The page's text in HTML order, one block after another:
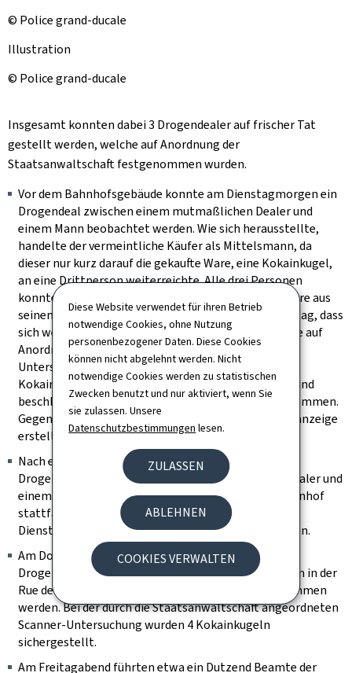
Diese Website verwendet für ihren Betrieb
notwendige Cookies, ohne Nutzung
personenbezogener Daten. Diese Cookies
können nicht abgelehnt werden. Nicht
notwendige Cookies werden zu statistischen
Zwecken benutzt und nur aktiviert, wenn Sie
sie zulassen. Unsere
Datenschutzbestimmungen lesen.
ZULASSEN
ABLEHNEN
COOKIES VERWALTEN
© Police grand-ducale
Illustration
© Police grand-ducale
Insgesamt konnten dabei 3 Drogendealer auf frischer Tat
gestellt werden, welche auf Anordnung der
Staatsanwaltschaft festgenommen wurden.
Vor dem Bahnhofsgebäude konnte am Dienstagmorgen ein
Drogendeal zwischen einem mutmaßlichen Dealer und
einem Mann beobachtet werden. Wie sich herausstellte,
handelte der vermeintliche Käufer als Mittelsmann, da
dieser nur kurz darauf die gekaufte Ware, eine Kokainkugel,
an eine Drittperson weiterreichte. Alle drei Personen
konnten gestellt werden. Indem der Dealer seine Ware aus
seinem Mund entnahm und somit der Verdacht nahelag, dass
sich weitere Drogen in dessen Besitz befinden, wurde auf
Anordnung der Staatsanwaltschaft eine Scanner-
Untersuchung im Krankenhaus durchgeführt. 23
Kokainkugeln wurden infolgedessen sichergestellt und
beschlagnahmt. Der Mann wurde daraufhin festgenommen.
Gegen den Mittelsmann und den Käufer wurde Strafanzeige
erstellt.
Nach einer weiteren auf frischer Tat beobachteten
Drogenübergabe zwischen einem vermeintlichen Dealer und
einem Käufer, der an einem Bahnsteig am Hauptbahnhof
stattfand, konnte auch dieser Drogenverkäufer am
Dienstagmorgen gestellt und festgenommen werden.
Am Donnerstagnachmittag konnte ein weiterer
Drogenverkäufer in der Avenue de la Gare, nach einem in der
Rue de Strasbourg erfolgten Drogendeal, festgenommen
werden. Bei der durch die Staatsanwaltschaft angeordneten
Scanner-Untersuchung wurden 4 Kokainkugeln
sichergestellt.
Am Freitagabend führten etwa ein Dutzend Beamte der